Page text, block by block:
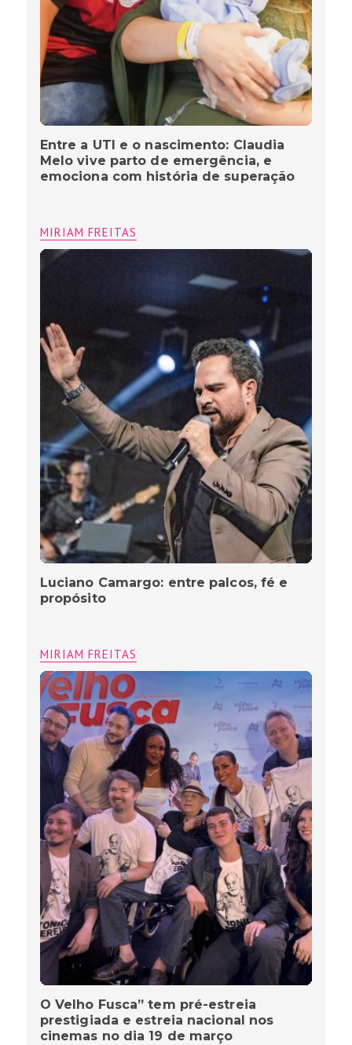
Entre a UTI e o nascimento: Claudia
Melo vive parto de emergência, e
emociona com história de superação
MIRIAM FREITAS
Luciano Camargo: entre palcos, fé e
propósito
MIRIAM FREITAS
O Velho Fusca” tem pré-estreia
prestigiada e estreia nacional nos
cinemas no dia 19 de março